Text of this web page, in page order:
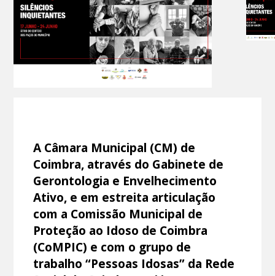
A Câmara Municipal (CM) de
Coimbra, através do Gabinete de
Gerontologia e Envelhecimento
Ativo, e em estreita articulação
com a Comissão Municipal de
Proteção ao Idoso de Coimbra
(CoMPIC) e com o grupo de
trabalho “Pessoas Idosas” da Rede